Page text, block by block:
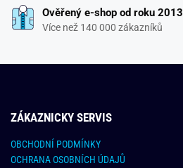
Ověřený e-shop od roku 2013
Více než 140 000 zákazníků
ZÁKAZNICKY SERVIS
OBCHODNÍ PODMÍNKY
OCHRANA OSOBNÍCH ÚDAJŮ